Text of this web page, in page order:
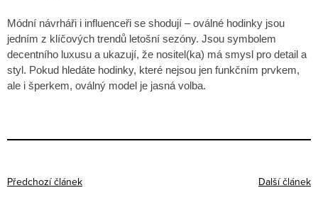
Módní návrháři i influenceři se shodují – oválné hodinky jsou
jedním z klíčových trendů letošní sezóny. Jsou symbolem
decentního luxusu a ukazují, že nositel(ka) má smysl pro detail a
styl. Pokud hledáte hodinky, které nejsou jen funkčním prvkem,
ale i šperkem, oválný model je jasná volba.
Předchozí článek Další článek